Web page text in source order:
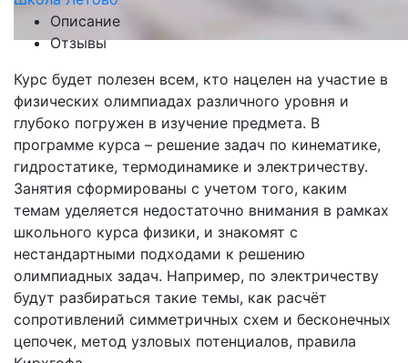
Описание
Отзывы
Курс будет полезен всем, кто нацелен на участие в
физических олимпиадах различного уровня и
глубоко погружен в изучение предмета. В
программе курса – решение задач по кинематике,
гидростатике, термодинамике и электричеству.
Занятия сформированы с учетом того, каким
темам уделяется недостаточно внимания в рамках
школьного курса физики, и знакомят с
нестандартными подходами к решению
олимпиадных задач. Например, по электричеству
будут разбираться такие темы, как расчёт
сопротивлений симметричных схем и бесконечных
цепочек, метод узловых потенциалов, правила